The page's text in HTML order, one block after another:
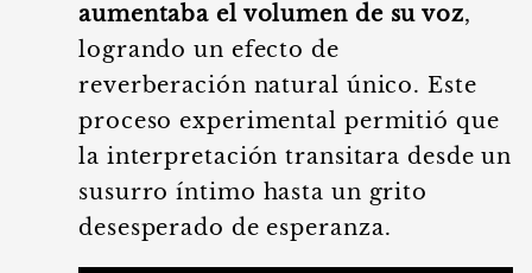
aumentaba el volumen de su voz,
logrando un efecto de
reverberación natural único. Este
proceso experimental permitió que
la interpretación transitara desde un
susurro íntimo hasta un grito
desesperado de esperanza.